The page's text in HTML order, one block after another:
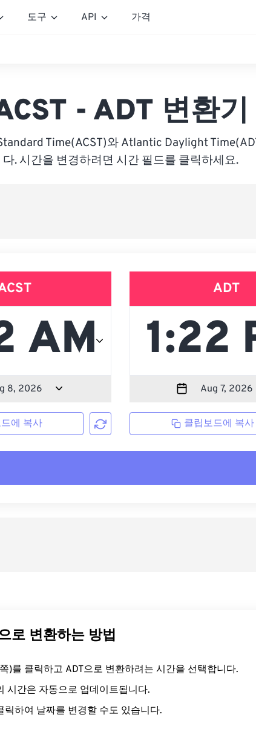
도구 API 가격
- ADT 변환기
Time(ACST)와 Atlantic Daylight
다. 시간을 변경하려면 시간 필드를 클릭하세요.
에 복사
ADT
클립보드에 복사
로 변환하는 방법
)를 클릭하고 ADT으로 변환하려는 시간을 선택합니다.
시간은 자동으로 업데이트됩니다.
릭하여 날짜를 변경할 수도 있습니다.